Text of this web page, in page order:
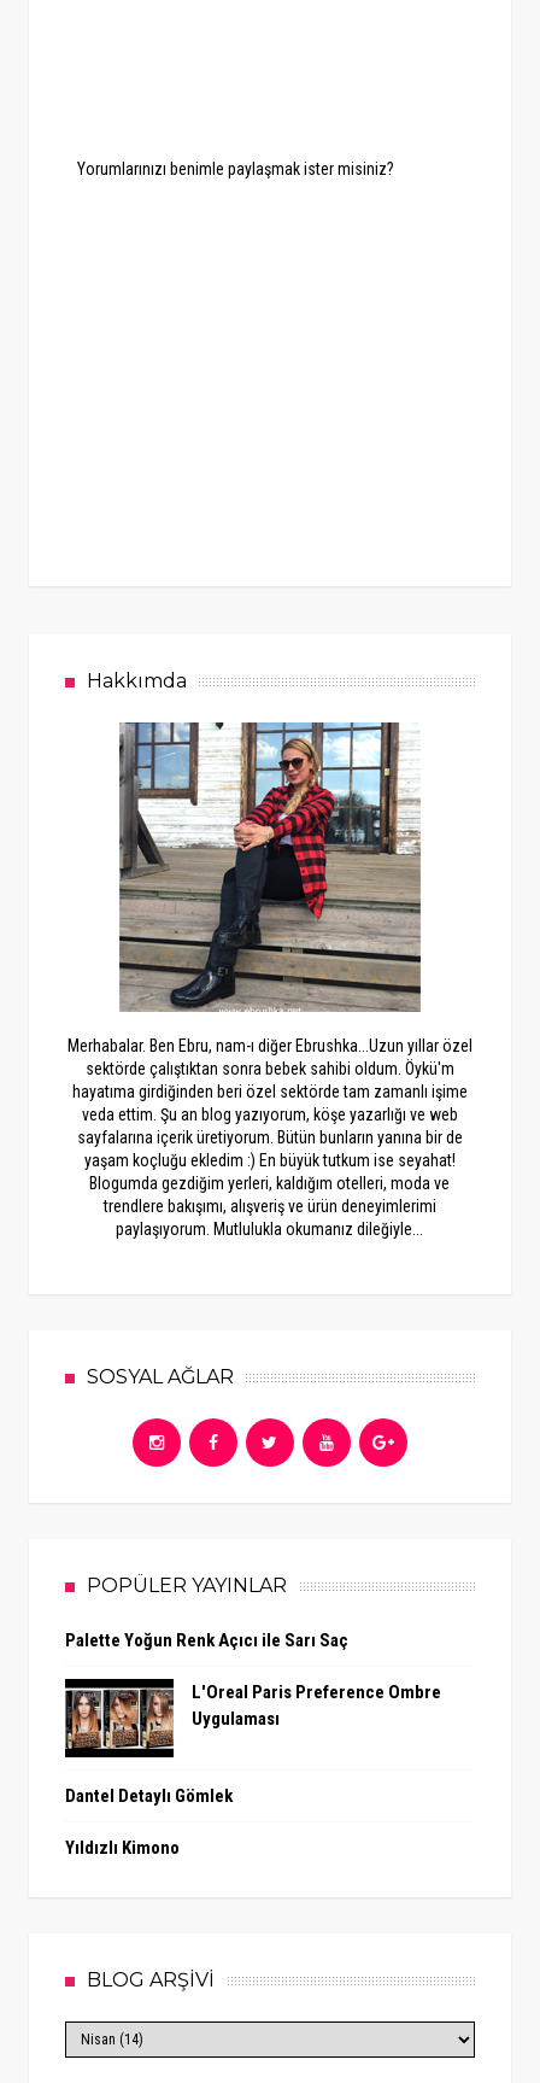
Yorumlarınızı benimle paylaşmak ister misiniz?
Hakkımda
Merhabalar. Ben Ebru, nam-ı diğer Ebrushka...Uzun yıllar özel
sektörde çalıştıktan sonra bebek sahibi oldum. Öykü'm
hayatıma girdiğinden beri özel sektörde tam zamanlı işime
veda ettim. Şu an blog yazıyorum, köşe yazarlığı ve web
sayfalarına içerik üretiyorum. Bütün bunların yanına bir de
yaşam koçluğu ekledim :) En büyük tutkum ise seyahat!
Blogumda gezdiğim yerleri, kaldığım otelleri, moda ve
trendlere bakışımı, alışveriş ve ürün deneyimlerimi
paylaşıyorum. Mutlulukla okumanız dileğiyle...
SOSYAL AĞLAR
POPÜLER YAYINLAR
Palette Yoğun Renk Açıcı ile Sarı Saç
L'Oreal Paris Preference Ombre
Uygulaması
Dantel Detaylı Gömlek
Yıldızlı Kimono
BLOG ARŞİVİ